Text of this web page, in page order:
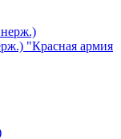
"Красная армия